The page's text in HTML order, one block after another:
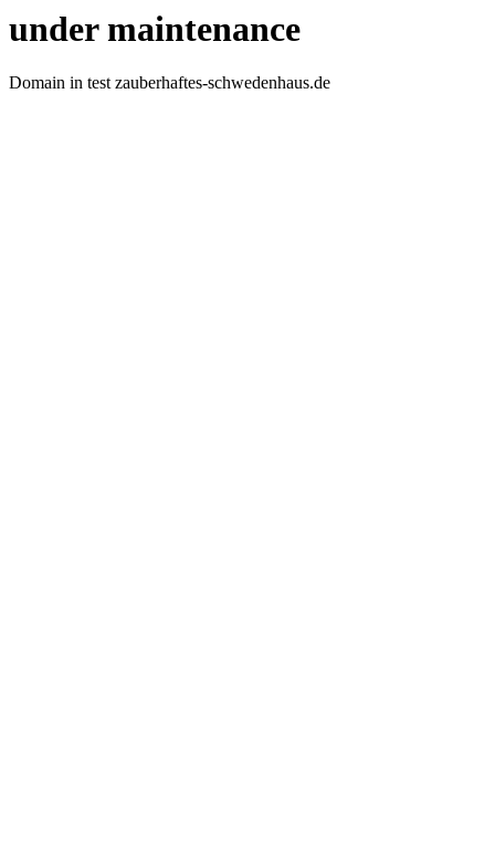
under maintenance
Domain in test zauberhaftes-schwedenhaus.de